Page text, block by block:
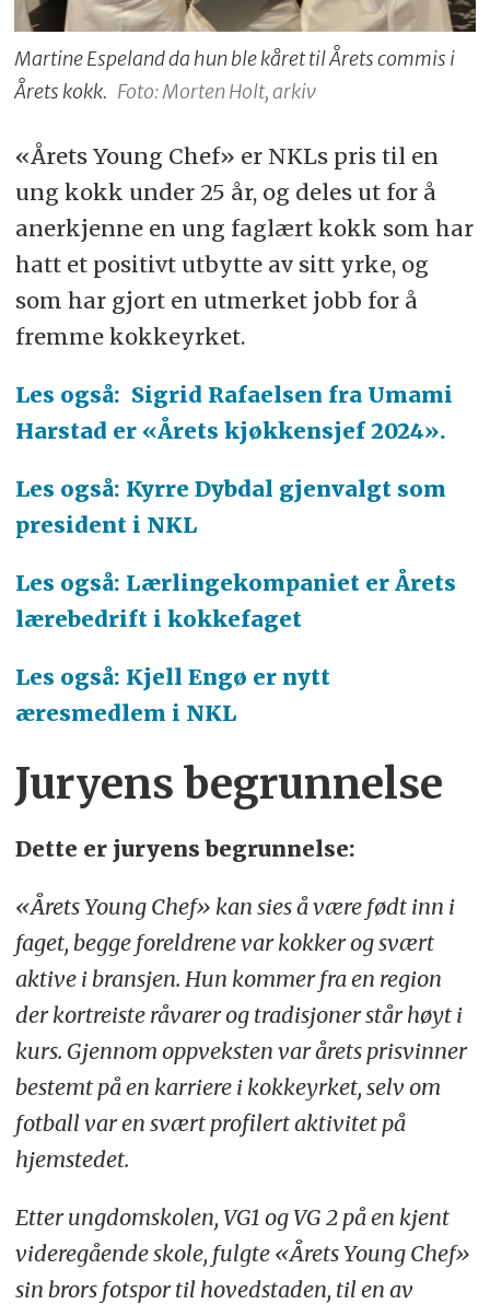
Martine Espeland da hun ble kåret til Årets commis i
Årets kokk. Foto: Morten Holt, arkiv
«Årets Young Chef» er NKLs pris til en
ung kokk under 25 år, og deles ut for å
anerkjenne en ung faglært kokk som har
hatt et positivt utbytte av sitt yrke, og
som har gjort en utmerket jobb for å
fremme kokkeyrket.
Les også: Sigrid Rafaelsen fra Umami
Harstad er «Årets kjøkkensjef 2024».
Les også: Kyrre Dybdal gjenvalgt som
president i NKL
Les også: Lærlingekompaniet er Årets
lærebedrift i kokkefaget
Les også: Kjell Engø er nytt
æresmedlem i NKL
Juryens begrunnelse
Dette er juryens begrunnelse:
«Årets Young Chef» kan sies å være født inn i
faget, begge foreldrene var kokker og svært
aktive i bransjen. Hun kommer fra en region
der kortreiste råvarer og tradisjoner står høyt i
kurs. Gjennom oppveksten var årets prisvinner
bestemt på en karriere i kokkeyrket, selv om
fotball var en svært profilert aktivitet på
hjemstedet.
Etter ungdomskolen, VG1 og VG 2 på en kjent
videregående skole, fulgte «Årets Young Chef»
sin brors fotspor til hovedstaden, til en av